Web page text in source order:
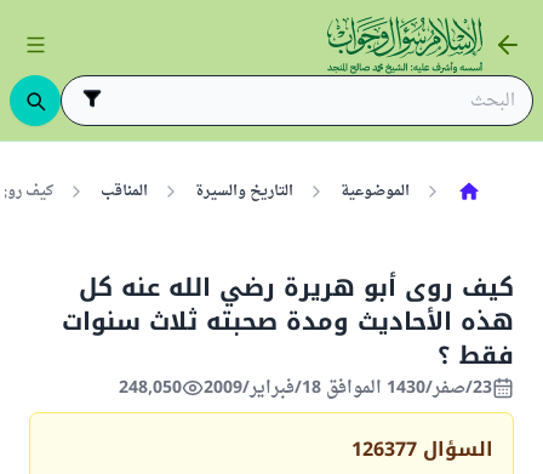
الموضوعية التاريخ والسيرة المناقب كيف
كيف روى أبو هريرة رضي الله عنه كل
هذه الأحاديث ومدة صحبته ثلاث سنوات
فقط ؟
23/صفر/1430 الموافق 18/فبراير/2009 248,050
السؤال 126377